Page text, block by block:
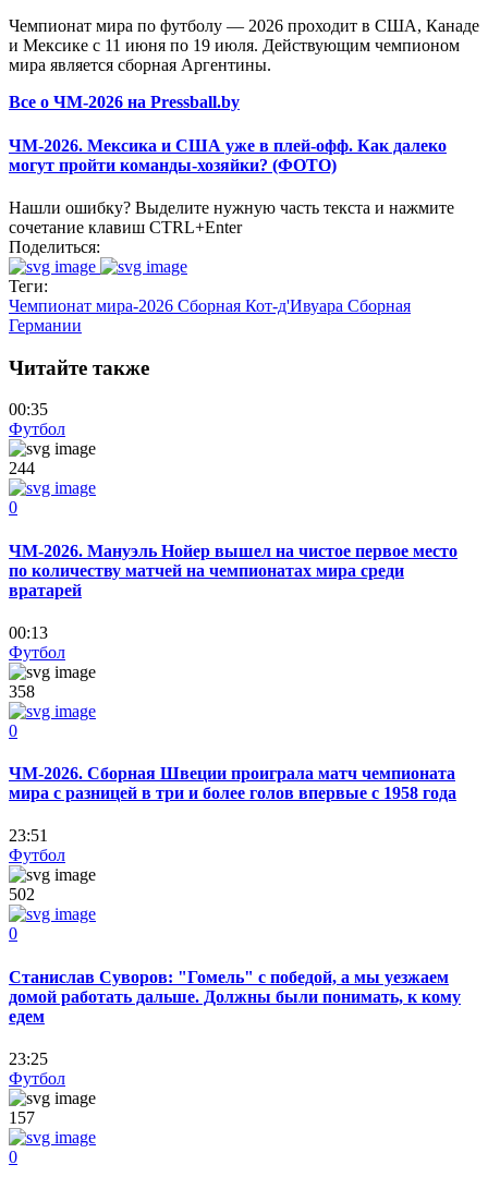
Чемпионат мира по футболу — 2026 проходит в США, Канаде
и Мексике с 11 июня по 19 июля. Действующим чемпионом
мира является сборная Аргентины.
Все о ЧМ-2026 на Pressball.by
ЧМ-2026. Мексика и США уже в плей-офф. Как далеко
могут пройти команды-хозяйки? (ФОТО)
Нашли ошибку? Выделите нужную часть текста и нажмите
сочетание клавиш CTRL+Enter
Поделиться:
Теги:
Чемпионат мира-2026 Сборная Кот-д'Ивуара Сборная
Германии
Читайте также
00:35
Футбол
244
0
ЧМ-2026. Мануэль Нойер вышел на чистое первое место
по количеству матчей на чемпионатах мира среди
вратарей
00:13
Футбол
358
0
ЧМ-2026. Сборная Швеции проиграла матч чемпионата
мира с разницей в три и более голов впервые с 1958 года
23:51
Футбол
502
0
Станислав Суворов: "Гомель" с победой, а мы уезжаем
домой работать дальше. Должны были понимать, к кому
едем
23:25
Футбол
157
0